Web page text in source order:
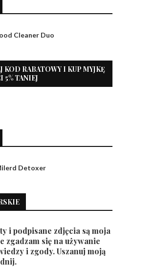
Cleaner Duo
KOD RABATOWY I KUP MYJKĘ
5% TANIEJ
Detoxer
i podpisane zdjęcia są moja
zgadzam się na używanie
i zgody. Uszanuj moją